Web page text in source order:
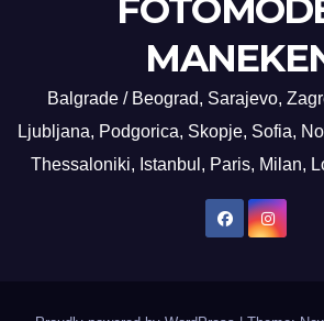
Balgrade / Beograd, Sarajevo,
Ljubljana, Podgorica, Skopje, Sofia,
Thessaloniki, Istanbul, Paris, Milan,